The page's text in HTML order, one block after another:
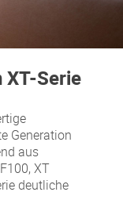
Serie
Generation
aus
XT
deutliche